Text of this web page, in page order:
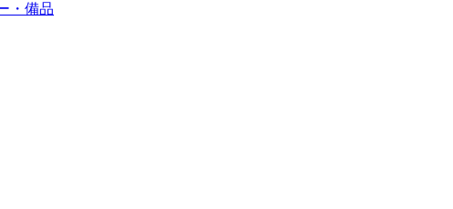
・備品